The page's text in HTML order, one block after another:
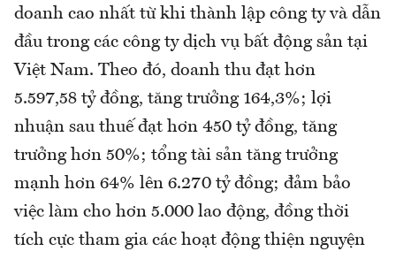
doanh cao nhất từ khi thành lập công ty và dẫn
đầu trong các công ty dịch vụ bất động sản tại
Việt Nam. Theo đó, doanh thu đạt hơn
5.597,58 tỷ đồng, tăng trưởng 164,3%; lợi
nhuận sau thuế đạt hơn 450 tỷ đồng, tăng
trưởng hơn 50%; tổng tài sản tăng trưởng
mạnh hơn 64% lên 6.270 tỷ đồng; đảm bảo
việc làm cho hơn 5.000 lao động, đồng thời
tích cực tham gia các hoạt động thiện nguyện